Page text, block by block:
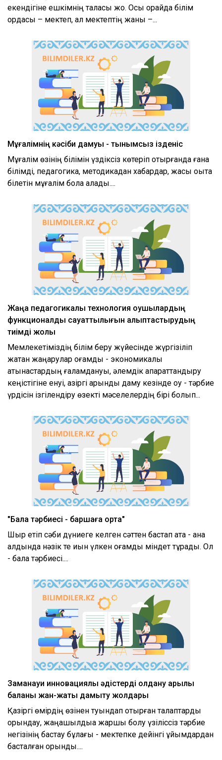
екендігіне ешкімнің таласы жоқ. Осы орайда білім
ордасы – мектеп, ал мектептің жаны –...
Мұғалімнің кәсіби дамуы - тынымсыз ізденіс
Мұғалім өзінің білімін үздіксіз көтеріп отырғанда ғана
білімді, педагогика, методикадан хабардар, жақсы оқыта
білетін мұғалім бола алады....
Жаңа педагогикалық технология оқушылардың
функционалды сауаттылығын қалыптастырудың
тиімді жолы
Мемлекетіміздің білім беру жүйесінде жүргізіліп
жатқан жаңарулар қоғамдық - экономикалық
қатынастардың ғаламдануы, әлемдік ақпараттандыру
кеңістігіне енуі, қазіргі қарқынды даму кезінде оқу - тәрбие
үрдісін ізгілендіру өзекті мәселелердің бірі болып...
"Бала тәрбиесі - баршаға ортақ"
Шыр етіп сәби дүниеге келген сәттен бастап ата - ана
алдында нәзік те қиын үлкен қоғамдық міндет тұрады. Ол
- бала тәрбиесі....
Заманауи инновациялық әдістерді қолдану арқылы
баланы жан-жақты дамыту жолдары
Қазіргі өмірдің өзінен туындап отырған талаптарды
орындау, жаңашылдыққа жаршы болу үзіліссіз тәрбие
негізінің бастау бұлағы - мектепке дейінгі ұйымдардан
басталған орынды....